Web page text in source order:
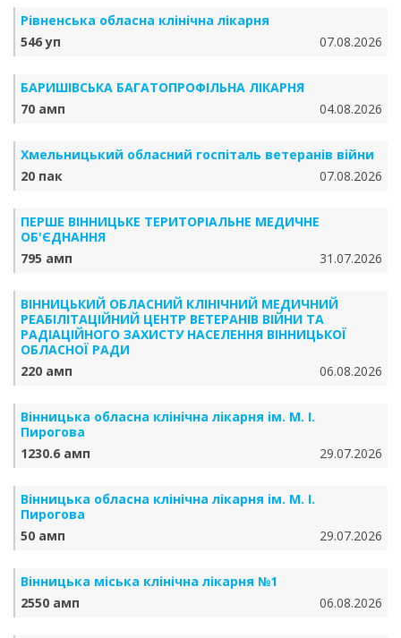
Рівненська обласна клінічна лікарня
546 уп
07.08.2026
БАРИШІВСЬКА БАГАТОПРОФІЛЬНА ЛІКАРНЯ
70 амп
04.08.2026
Хмельницький обласний госпіталь ветеранів війни
20 пак
07.08.2026
ПЕРШЕ ВІННИЦЬКЕ ТЕРИТОРІАЛЬНЕ МЕДИЧНЕ
ОБ'ЄДНАННЯ
795 амп
31.07.2026
ВІННИЦЬКИЙ ОБЛАСНИЙ КЛІНІЧНИЙ МЕДИЧНИЙ
РЕАБІЛІТАЦІЙНИЙ ЦЕНТР ВЕТЕРАНІВ ВІЙНИ ТА
РАДІАЦІЙНОГО ЗАХИСТУ НАСЕЛЕННЯ ВІННИЦЬКОЇ
ОБЛАСНОЇ РАДИ
220 амп
06.08.2026
Вінницька обласна клінічна лікарня ім. М. І.
Пирогова
1230.6 амп
29.07.2026
Вінницька обласна клінічна лікарня ім. М. І.
Пирогова
50 амп
29.07.2026
Вінницька міська клінічна лікарня №1
2550 амп
06.08.2026